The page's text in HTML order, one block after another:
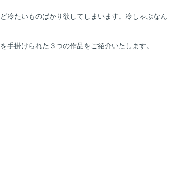
冷たいものばかり欲してしまいます。冷しゃぶなん
手掛けられた３つの作品をご紹介いたします。